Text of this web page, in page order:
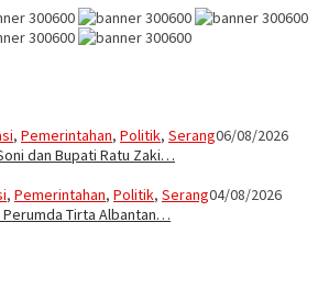
, Pemerintahan, Politik, Serang06/08/2026
dan Bupati Ratu Zaki…
, Pemerintahan, Politik, Serang04/08/2026
Perumda Tirta Albantan…